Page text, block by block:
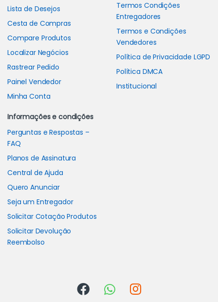
Lista de Desejos
Cesta de Compras
Compare Produtos
Localizar Negócios
Rastrear Pedido
Painel Vendedor
Minha Conta
Termos Condições
Entregadores
Termos e Condições
Vendedores
Política de Privacidade LGPD
Política DMCA
Institucional
Informações e condições
Perguntas e Respostas –
FAQ
Planos de Assinatura
Central de Ajuda
Quero Anunciar
Seja um Entregador
Solicitar Cotação Produtos
Solicitar Devolução
Reembolso